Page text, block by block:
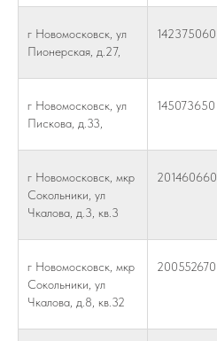
г Новомосковск, ул
Пионерская, д.27,
142375060
г Новомосковск, ул
Пискова, д.33,
145073650
г Новомосковск, мкр
Сокольники, ул
Чкалова, д.3, кв.3
201460660
г Новомосковск, мкр
Сокольники, ул
Чкалова, д.8, кв.32
200552670